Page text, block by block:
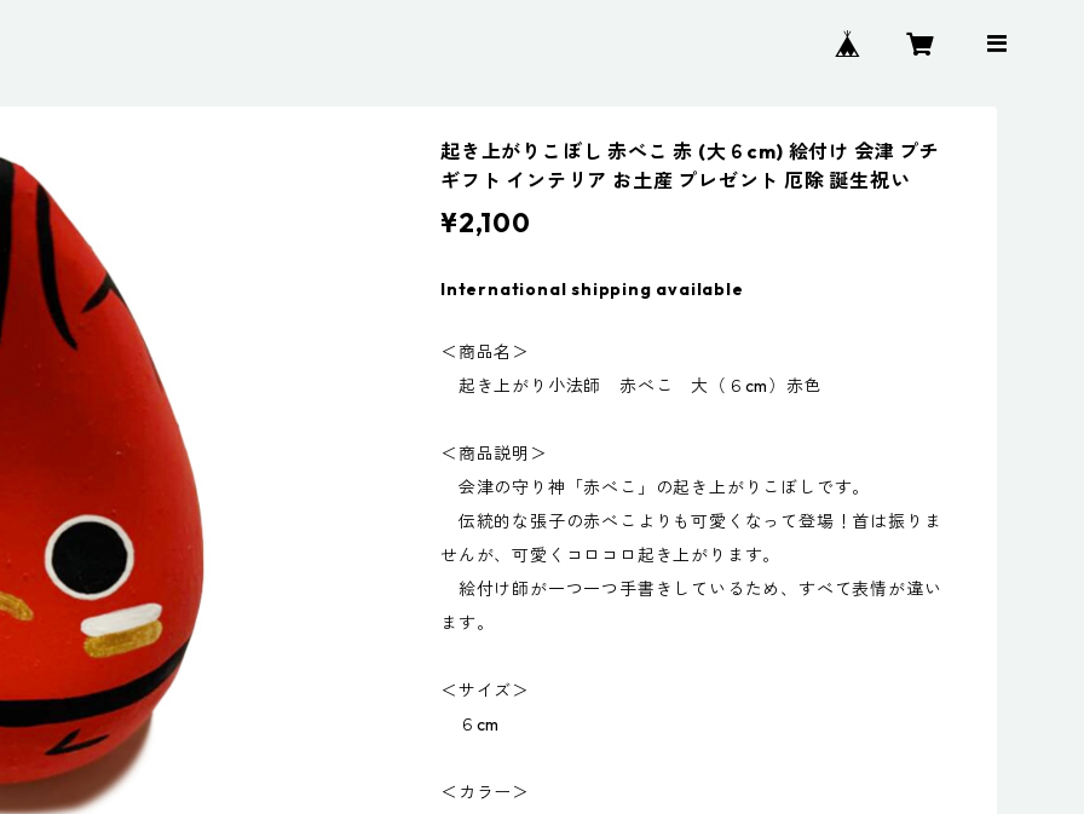
起き上がりこぼし 赤べこ 赤 (大６cm) 絵付け 会津 プチ
ギフト インテリア お土産 プレゼント 厄除 誕生祝い
¥2,100
International shipping available
＜商品名＞
起き上がり小法師 赤べこ 大（６cm）赤色
＜商品説明＞
会津の守り神「赤べこ」の起き上がりこぼしです。
伝統的な張子の赤べこよりも可愛くなって登場！首は振りま
せんが、可愛くコロコロ起き上がります。
絵付け師が一つ一つ手書きしているため、すべて表情が違い
ます。
＜サイズ＞
６cm
＜カラー＞